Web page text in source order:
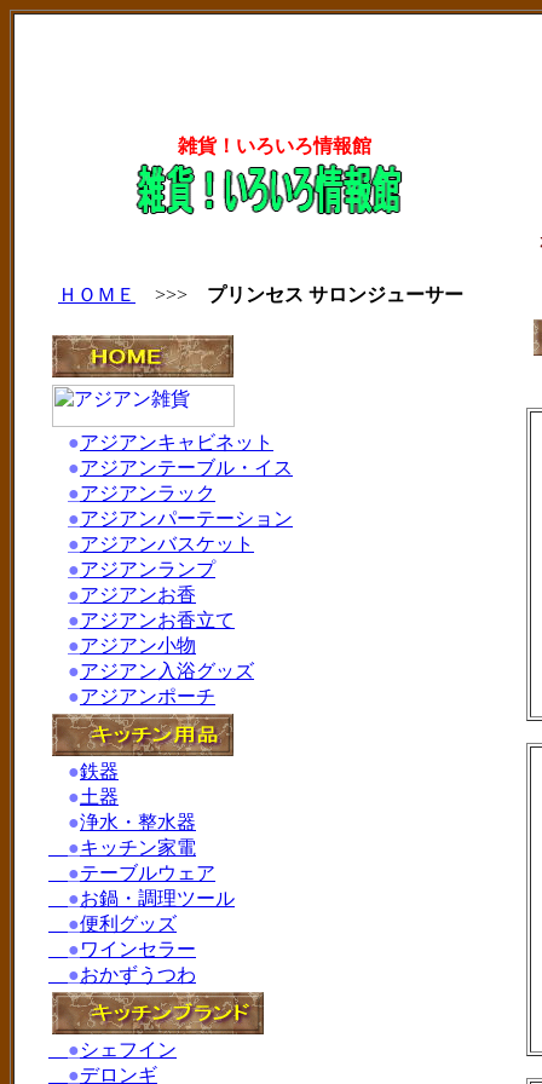
雑貨！いろいろ情報館
ＨＯＭＥ >>> プリンセス サロンジューサー
●アジアンキャビネット
●アジアンテーブル・イス
●アジアンラック
●アジアンパーテーション
●アジアンバスケット
●アジアンランプ
●アジアンお香
●アジアンお香立て
●アジアン小物
●アジアン入浴グッズ
●アジアンポーチ
●鉄器
●土器
●浄水・整水器
●キッチン家電
●テーブルウェア
●お鍋・調理ツール
●便利グッズ
●ワインセラー
●おかずうつわ
●シェフイン
●デロンギ